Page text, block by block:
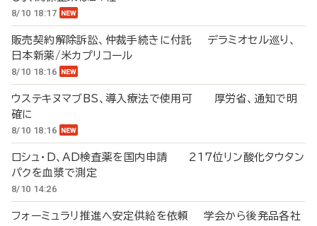
8/10 18:17
販売契約解除訴訟、仲裁手続きに付託 デラミオセル巡り、
日本新薬/米カプリコール
8/10 18:16
ウステキヌマブBS、導入療法で使用可 厚労省、通知で明
確に
8/10 18:16
ロシュ・D、AD検査薬を国内申請 217位リン酸化タウタン
パクを血漿で測定
8/10 14:26
フォーミュラリ推進へ安定供給を依頼 学会から後発品各社